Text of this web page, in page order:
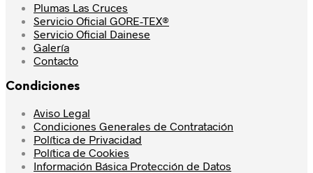
Plumas Las Cruces
Servicio Oficial GORE-TEX®
Servicio Oficial Dainese
Galería
Contacto
Condiciones
Aviso Legal
Condiciones Generales de Contratación
Política de Privacidad
Política de Cookies
Información Básica Protección de Datos